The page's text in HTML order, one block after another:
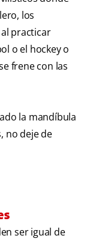
los
practicar
o el hockey o
frene con las
la mandíbula
no deje de
ser igual de